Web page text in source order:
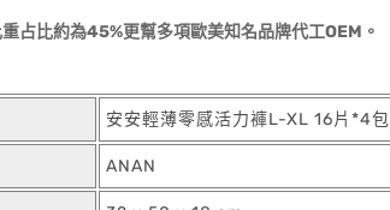
占比約為45%更幫多項歐美知名品牌代工OEM。
安安輕薄零感活力褲L-XL 16片*4包
ANAN